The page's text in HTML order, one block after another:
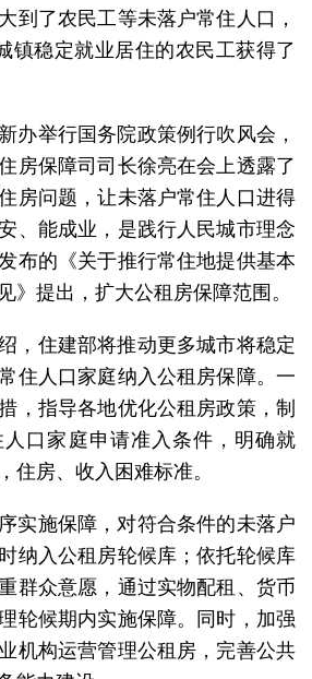
到了农民工等未落户常住人口，
镇稳定就业居住的农民工获得了
办举行国务院政策例行吹风会，
房保障司司长徐亮在会上透露了
房问题，让未落户常住人口进得
、能成业，是践行人民城市理念
布的《关于推行常住地提供基本
》提出，扩大公租房保障范围。
，住建部将推动更多城市将稳定
住人口家庭纳入公租房保障。一
，指导各地优化公租房政策，制
口家庭申请准入条件，明确就
住房、收入困难标准。
实施保障，对符合条件的未落户
纳入公租房轮候库；依托轮候库
群众意愿，通过实物配租、货币
轮候期内实施保障。同时，加强
机构运营管理公租房，完善公共